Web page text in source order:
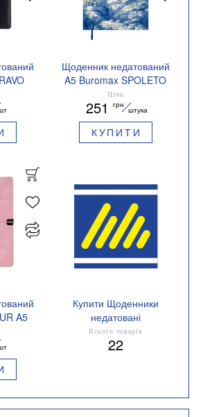
Щоденник недатований
A5 Buromax SPOLETO
BM.20290
Ціна
251 грн
штука
КУПИТИ
A5
Купити Щоденники
недатовані
Колір блоку кремовий
Всього товарів
22